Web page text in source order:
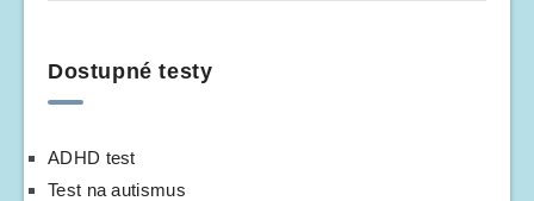
Dostupné testy
ADHD test
Test na autismus